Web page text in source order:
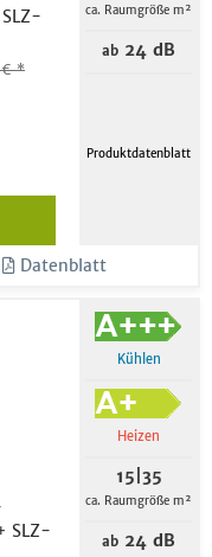
€ *
ca. Raumgröße m²
ab 24 dB
Produktdatenblatt
Datenblatt
SLZ-
Kühlen
Heizen
15|35
ca. Raumgröße m²
ab 24 dB